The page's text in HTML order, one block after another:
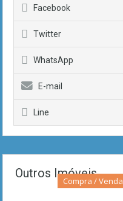
Facebook
Twitter
WhatsApp
E-mail
Line
Outros Imóveis
Compra / Venda